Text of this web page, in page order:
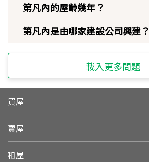
第凡內的屋齡幾年？
第凡內是由哪家建設公司興建？
載入更多問題
買屋
賣屋
租屋